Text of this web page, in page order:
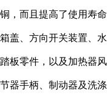
铜，而且提高了使用寿
箱盖、方向开关装置、
踏板零件，以及加热器
节器手柄、制动器及洗